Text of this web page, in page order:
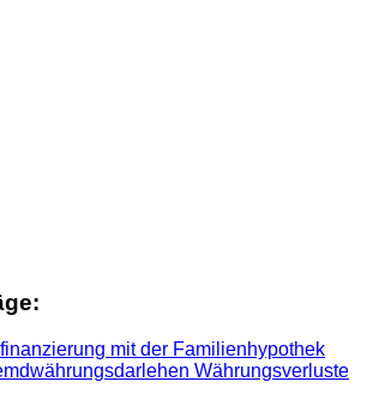
mit der Familienhypothek
Währungsverluste